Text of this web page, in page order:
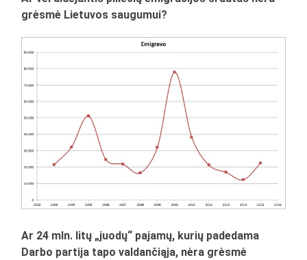
grėsmė Lietuvos saugumui?
Ar 24 mln. litų „juodų“ pajamų, kurių padedama
Darbo partija tapo valdančiąja, nėra grėsmė